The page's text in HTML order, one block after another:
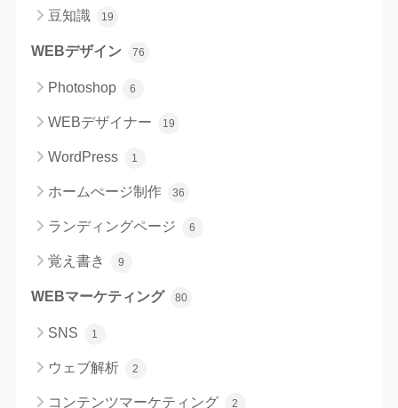
豆知識 19
WEBデザイン 76
Photoshop 6
WEBデザイナー 19
WordPress 1
ホームぺージ制作 36
ランディングページ 6
覚え書き 9
WEBマーケティング 80
SNS 1
ウェブ解析 2
コンテンツマーケティング 2